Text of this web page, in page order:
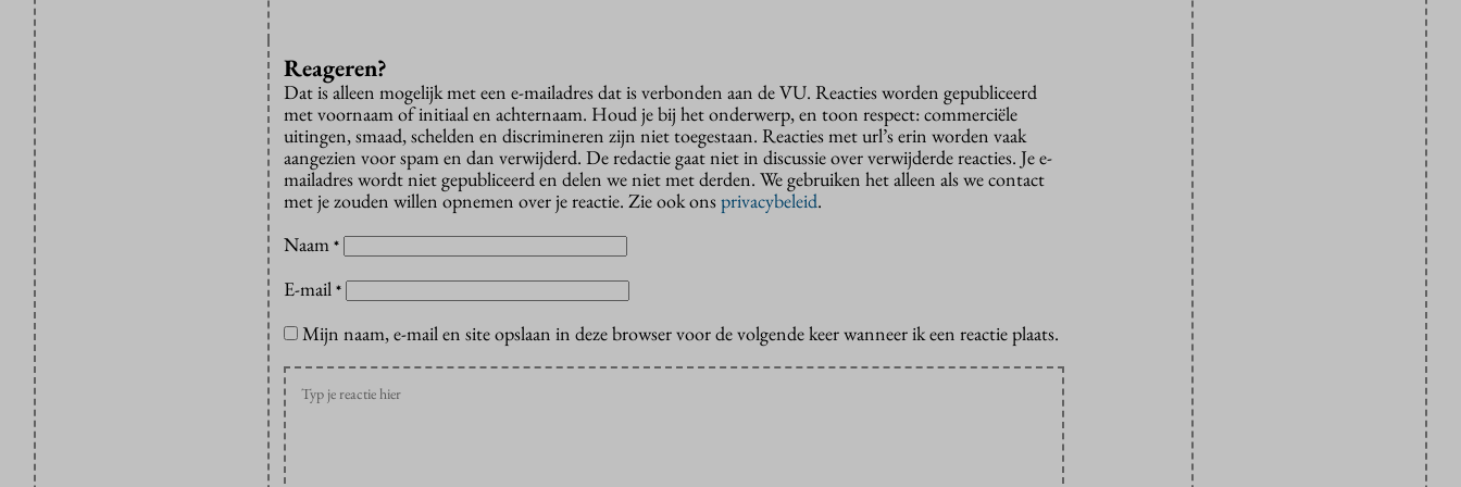
Reageren?
Dat is alleen mogelijk met een e-mailadres dat is verbonden aan de VU. Reacties worden gepubliceerd
met voornaam of initiaal en achternaam. Houd je bij het onderwerp, en toon respect: commerciële
uitingen, smaad, schelden en discrimineren zijn niet toegestaan. Reacties met url’s erin worden vaak
aangezien voor spam en dan verwijderd. De redactie gaat niet in discussie over verwijderde reacties. Je e-
mailadres wordt niet gepubliceerd en delen we niet met derden. We gebruiken het alleen als we contact
met je zouden willen opnemen over je reactie. Zie ook onsprivacybeleid.
Naam *
E-mail *
Mijn naam, e-mail en site opslaan in deze browser voor de volgende keer wanneer ik een reactie plaats.